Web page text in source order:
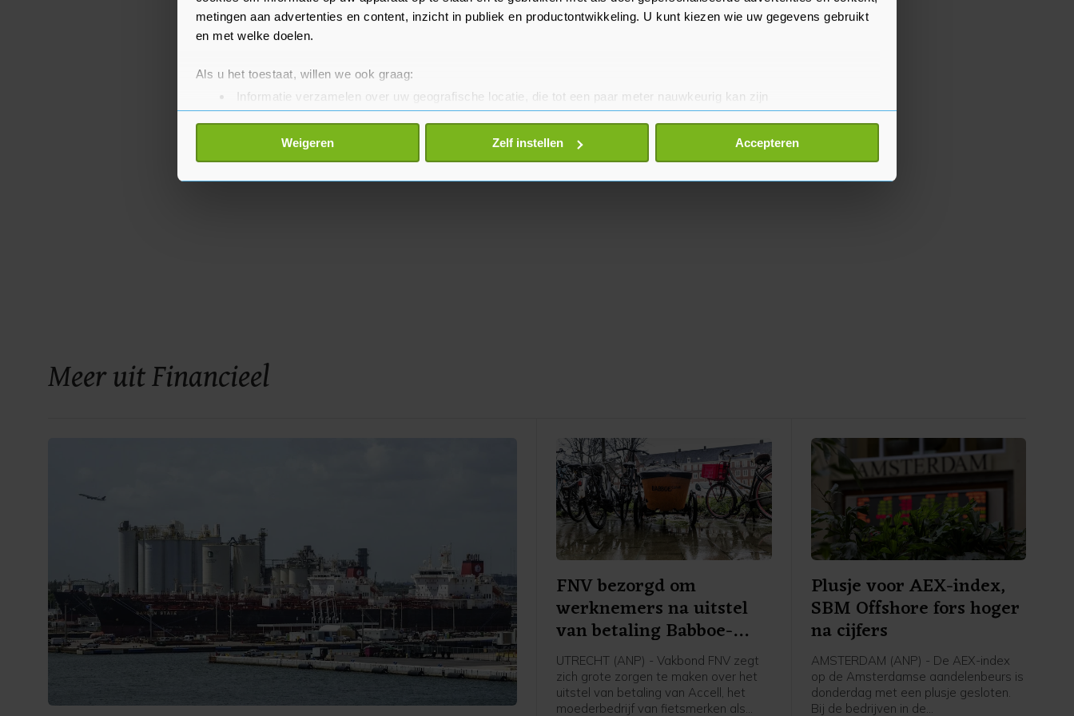
metingen aan advertenties en content, inzicht in publiek en productontwikkeling. U kunt kiezen wie uw gegevens gebruikt
en met welke doelen.
Als u het toestaat, willen we ook graag:
Informatie verzamelen over uw geografische locatie, die tot een paar meter nauwkeurig kan zijn
Uw apparaat identificeren door het actief te scannen op specifieke eigenschappen (fingerprinting)
Lees meer over hoe uw persoonlijke gegevens worden verwerkt en stel uw voorkeuren in het
detailgedeelte
toestemming op elk moment wijzigen of intrekken in de Cookieverklaring.
Weigeren Zelf instellen Accepteren
Meer uit Financieel
FNV bezorgd om
werknemers na uitstel
van betaling Babboe-
moeder
UTRECHT (ANP) - Vakbond FNV zegt
zich grote zorgen te maken over het
uitstel van betaling van Accell, het
moederbedrijf van fietsmerken als
Plusje voor AEX-index,
SBM Offshore fors hoger
na cijfers
AMSTERDAM (ANP) - De AEX-index
op de Amsterdamse aandelenbeurs is
donderdag met een plusje gesloten.
Bij de bedrijven in de